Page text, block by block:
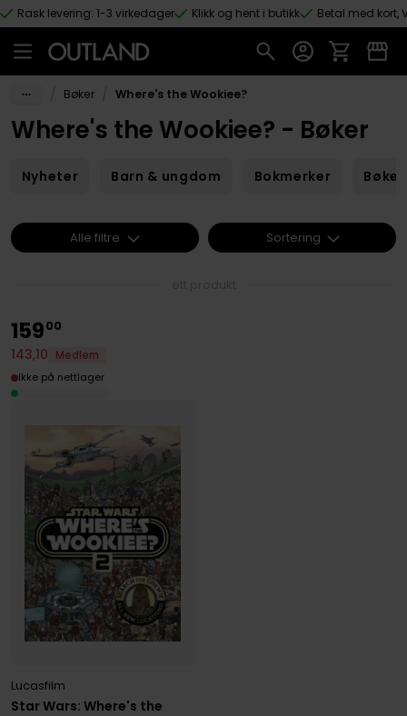
Hopp til hovedinnhold
Rask levering: 1-3 virkedager Klikk og hent i butikk Betal med kort,
Bøker Where's the Wookiee?
Where's the Wookiee? - Bøker
Nyheter Barn & ungdom Bokmerker
Star Wars: Where's the
Lucasfilm
15900
143,10
Medlem
Ikke på nettlager
Alle filtre Sortering